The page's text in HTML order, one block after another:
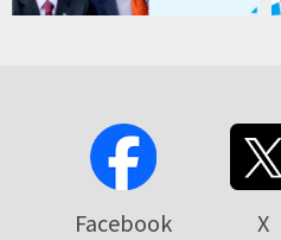
Facebook X